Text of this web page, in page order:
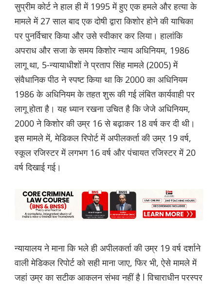
सुप्रीम कोर्ट ने हाल ही में 1995 में हुए एक हमले और हत्या के
मामले में 27 साल बाद एक दोषी द्वारा किशोर होने की याचिका
पर पुनर्विचार किया और उसे स्वीकार कर लिया। हालांकि
अपराध और सजा के समय किशोर न्याय अधिनियम, 1986
लागू था, 5-न्यायाधीशों ने प्रताप सिंह मामले (2005) में
संवैधानिक पीठ ने स्पष्ट किया था कि 2000 का अधिनियम
1986 के अधिनियम के तहत शुरू की गई लंबित कार्यवाही पर
लागू होता है। यह ध्यान रखना उचित है कि जेजे अधिनियम,
2000 ने किशोर की उम्र 16 से बढ़ाकर 18 वर्ष कर दी थी।
इस मामले में, मेडिकल रिपोर्ट में अपीलकर्ता की उम्र 19 वर्ष,
स्कूल रजिस्टर में लगभग 16 वर्ष और पंचायत रजिस्टर में 20
वर्ष दिखाई गई।
न्यायालय ने माना कि भले ही अपीलकर्ता की उम्र 19 वर्ष दर्शाने
वाली मेडिकल रिपोर्ट को सही माना जाए, फिर भी, ऐसे मामले में
जहां उम्र का सटीक आकलन संभव नहीं है l विचाराधीन परस्पर